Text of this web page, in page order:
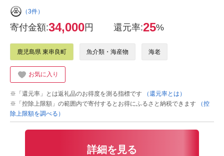
（3件）
寄付金額:34,000円 還元率:25%
鹿児島県 東串良町 魚介類・海産物 海老
お気に入り
※「還元率」とは返礼品のお得度を測る指標です
（還元率とは）
※「控除上限額」の範囲内で寄付するとお得にふるさと納税できます
（控
除上限額を調べる）
詳細を見る